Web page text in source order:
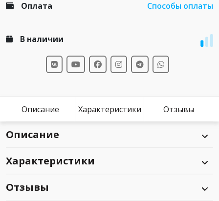
Оплата Способы оплаты
В наличии
Описание Характеристики Отзывы
Описание
Характеристики
Отзывы